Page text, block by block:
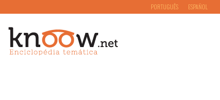
PORTUGUÊS ESPAÑOL